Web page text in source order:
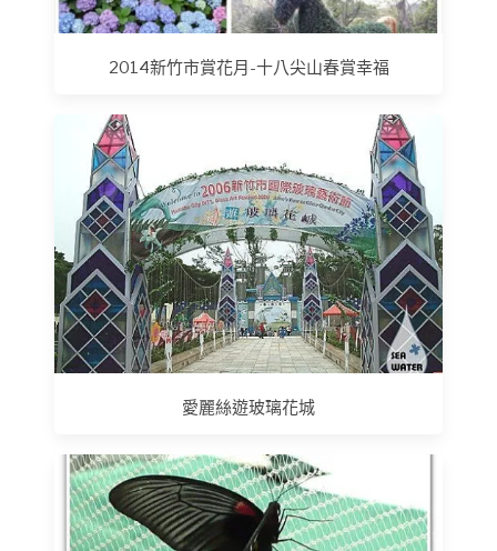
2014新竹市賞花月-十八尖山春賞幸福
愛麗絲遊玻璃花城